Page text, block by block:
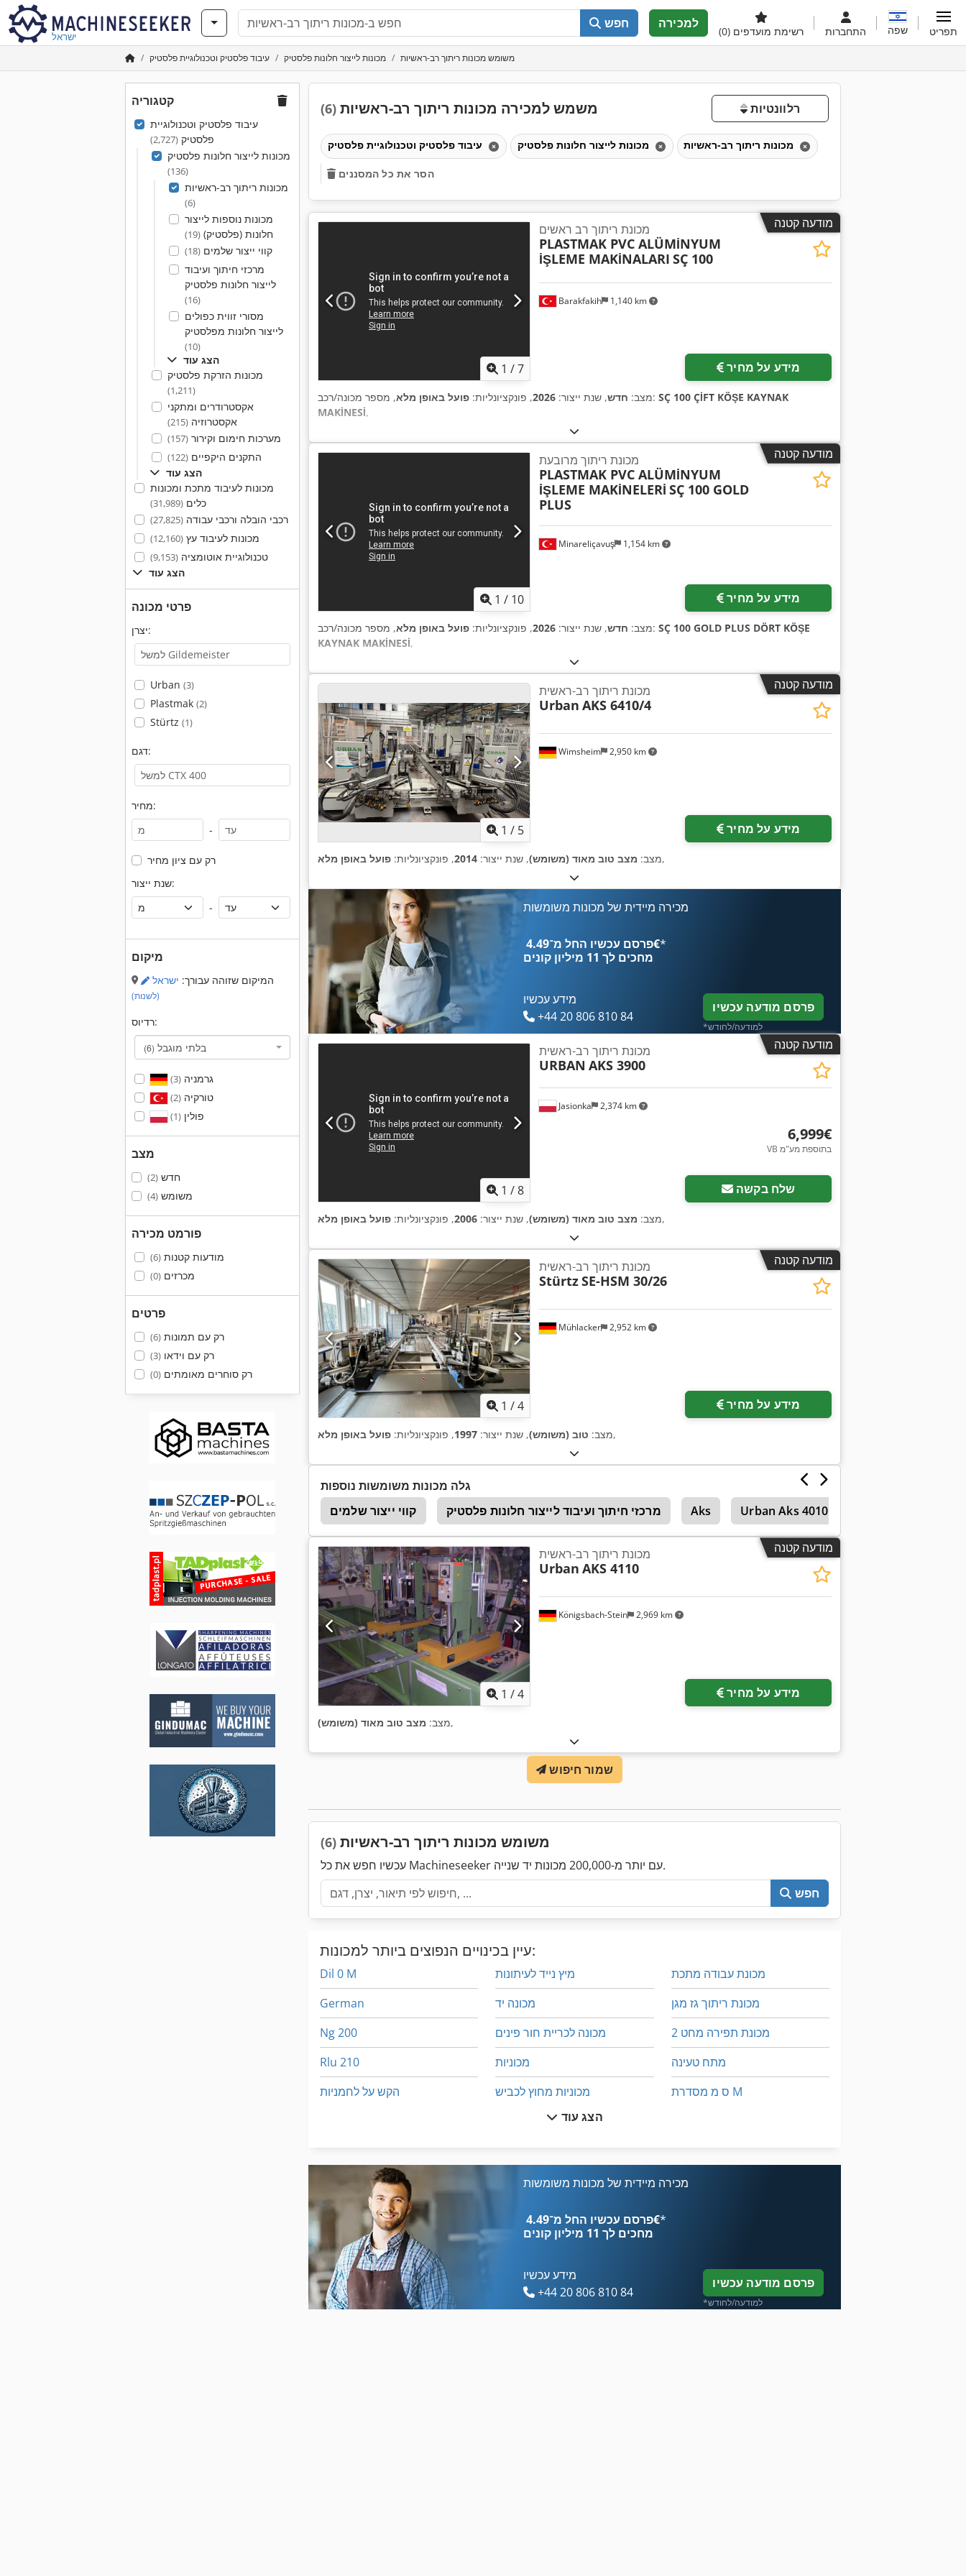
ישראל
חפש למכירה
רשימת מועדפים (0) התחברות שפה תפריט
עיבוד פלסטיק וטכנולוגיית פלסטיק מכונות לייצור חלונות פלסטיק משומש מכונות ריתוך רב-ראשיות
קטגוריה
עיבוד פלסטיק וטכנולוגיית
פלסטיק(2,727)
מכונות לייצור חלונות פלסטיק
(136)
מכונות ריתוך רב-ראשיות
(6)
מכונות נוספות לייצור
חלונות (פלסטיק)(19)
קווי ייצור שלמים(18)
מרכזי חיתוך ועיבוד
לייצור חלונות פלסטיק
(16)
מסורי זווית כפולים
לייצור חלונות מפלסטיק
(10)
הצג עוד
מכונות הזרקת פלסטיק
(1,211)
אקסטרודרים ומתקני
אקסטרוזיה(215)
מערכות חימום וקירור(157)
התקנים היקפיים(122)
הצג עוד
מכונות לעיבוד מתכת ומכונות
כלים(31,989)
רכבי הובלה ורכבי עבודה(27,825)
מכונות לעיבוד עץ(12,160)
טכנולוגיית אוטומציה(9,153)
הצג עוד
פרטי מכונה
יצרן:
Urban (3)
Plastmak (2)
Stürtz (1)
דגם:
מחיר:
-
רק עם ציון מחיר
שנת ייצור:
-
מיקום
המיקום שזוהה עבורך: ישראל
(לשנות)
רדיוס:
בלתי מוגבל (6)
גרמניה(3)
טורקיה(2)
פולין(1)
מצב
חדש(2)
משומש(4)
פורמט מכירה
מודעות קטנות(6)
מכרזים(0)
פרטים
רק עם תמונות(6)
רק עם וידאו(3)
רק סוחרים מאומתים(0)
משמש למכירה מכונות ריתוך רב-ראשיות (6) רלוונטיות
הסר את כל המסננים
מודעה קטנה
1 /7
Barakfakih 1,140 km
מכונת ריתוך רב ראשים
PLASTMAK PVC ALÜMİNYUM
İŞLEME MAKİNALARI SÇ 100
מידע על מחיר
מצב: חדש, שנת ייצור: 2026, פונקציונליות: פועל באופן מלא , מספר מכונה/רכב: SÇ 100 ÇİFT KÖŞE KAYNAK
MAKİNESİ,
מודעה קטנה
1 / 10
Minareliçavuş 1,154 km
מכונת ריתוך מרובעת
PLASTMAK PVC ALÜMİNYUM
İŞLEME MAKİNELERİ SÇ 100 GOLD
PLUS
מידע על מחיר
מצב: חדש, שנת ייצור: 2026, פונקציונליות: פועל באופן מלא , מספר מכונה/רכב: SÇ 100 GOLD PLUS DÖRT KÖŞE
KAYNAK MAKİNESİ,
מודעה קטנה
1 / 5
Wimsheim 2,950 km
מכונת ריתוך רב-ראשית
Urban AKS 6410/4
מידע על מחיר
מצב: מצב טוב מאוד (משומש), שנת ייצור: 2014, פונקציונליות: פועל באופן מלא ,
מכירה מיידית של מכונות משומשות
פרסם עכשיו החל מ־‏4.49 ‏€*
מחכים לך 11 מיליון קונים
מידע עכשיו
+44 20 806 810 84
פרסם מודעה עכשיו
*למודעה/לחודש
מודעה קטנה
1 /8
Jasionka 2,374 km
מכונת ריתוך רב-ראשית
URBAN AKS 3900
‏6,999 ‏€
VB בתוספת מע"מ
שלח בקשה
מצב: מצב טוב מאוד (משומש), שנת ייצור: 2006, פונקציונליות: פועל באופן מלא ,
מודעה קטנה
1 /4
Mühlacker 2,952 km
מכונת ריתוך רב-ראשית
StürtzSE-HSM 30/26
מידע על מחיר
מצב: טוב (משומש), שנת ייצור: 1997, פונקציונליות: פועל באופן מלא ,
גלה מכונות משומשות נוספות
קווי ייצור שלמים
מרכזי חיתוך ועיבוד לייצור חלונות פלסטיק Aks Urban Aks 4010
Urban Aks Urban
מודעה קטנה
1 /4
Königsbach-Stein 2,969 km
מכונת ריתוך רב-ראשית
Urban AKS 4110
מידע על מחיר
מצב: מצב טוב מאוד (משומש) ,
שמור חיפוש
משומש מכונות ריתוך רב-ראשיות (6)
עכשיו חפש את כל Machineseeker עם יותר מ-200,000 מכונות יד שנייה.
חפש
עיין בכינויים הנפוצים ביותר למכונות:
Dil 0 M
German
Ng 200
Rlu 210
הקש על לחמניות
מאכיל מכונה
מיץ נייד לעיתונות
מכונה יד
מכונה לכריית חור פינים
מכוניות
מכוניות מחוץ לכביש
מכונת חיתוך-Off
מכונת לישה של בצק
מכונת עבודה מתכת
מכונת ריתוך גז מגן
מכונת תפירה מחט 2
מתח טעינה
ס מ מסדרת M
הצג עוד
מכירה מיידית של מכונות משומשות
פרסם עכשיו החל מ־‏4.49 ‏€*
מחכים לך 11 מיליון קונים
מידע עכשיו
+44 20 806 810 84
פרסם מודעה עכשיו
*למודעה/לחודש